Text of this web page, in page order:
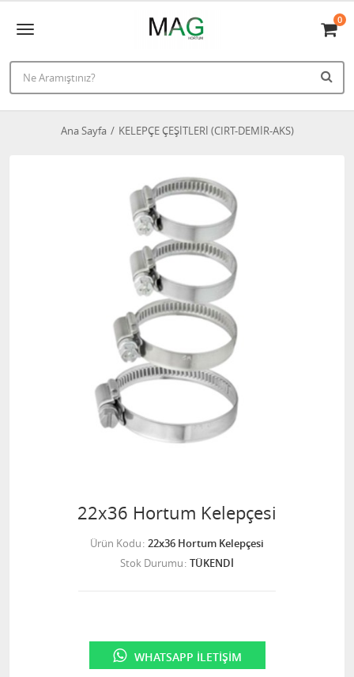
0
Ana Sayfa KELEPÇE ÇEŞİTLERİ (CIRT-DEMİR-AKS)
22x36 Hortum Kelepçesi
Ürün Kodu 22x36 Hortum Kelepçesi
Stok Durumu TÜKENDİ
WHATSAPP İLETIŞIM